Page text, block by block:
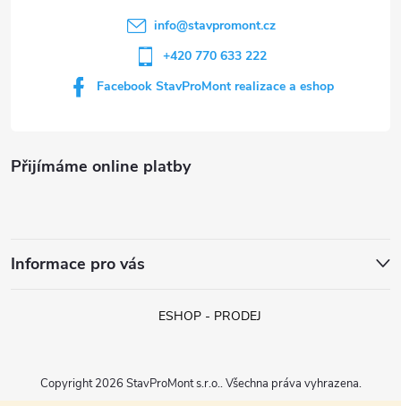
Přijímáme online platby
Informace pro vás
info@stavpromont.cz
+420 770 633 222
Facebook StavProMont realizace a eshop
ESHOP - PRODEJ
Copyright 2026 StavProMont s.r.o.. Všechna práva vyhrazena.